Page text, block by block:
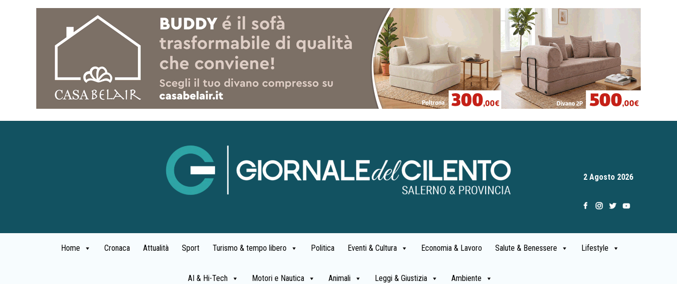
2 Agosto 2026
Home Cronaca Attualità Sport Turismo & tempo libero Politica Eventi & Cultura Economia & Lavoro Salute & Benessere Lifestyle
AI & Hi-Tech Motori e Nautica Animali Leggi & Giustizia Ambiente